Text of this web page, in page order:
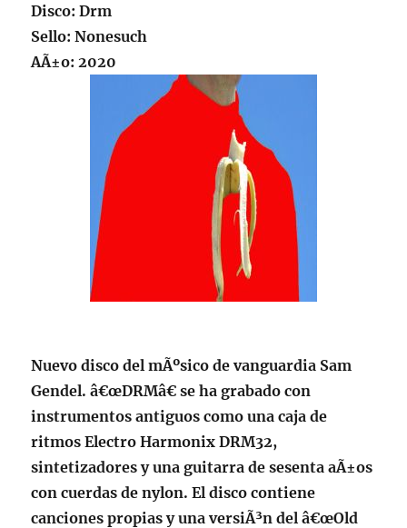
Disco: Drm
Sello: Nonesuch
AÃ±o: 2020
Nuevo disco del mÃºsico de vanguardia Sam
Gendel. â€œDRMâ€ se ha grabado con
instrumentos antiguos como una caja de
ritmos Electro Harmonix DRM32,
sintetizadores y una guitarra de sesenta aÃ±os
con cuerdas de nylon. El disco contiene
canciones propias y una versiÃ³n del â€œOld